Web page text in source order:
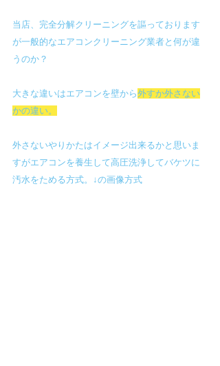
当店、完全分解クリーニングを謳っております
が一般的なエアコンクリーニング業者と何が違
うのか？
大きな違いはエアコンを壁から外すか外さない
かの違い。
外さないやりかたはイメージ出来るかと思いま
すがエアコンを養生して高圧洗浄してバケツに
汚水をためる方式。↓の画像方式